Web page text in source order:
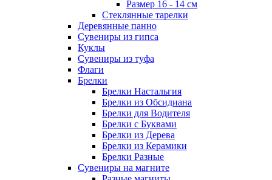
Размер 16 - 14 см
Стеклянные тарелки
Деревянные панно
Сувениры из гипса
Куклы
Сувениры из туфа
Флаги
Брелки
Брелки Настальгия
Брелки из Обсидиана
Брелки для Водителя
Брелки с Буквами
Брелки из Дерева
Брелки из Керамики
Брелки Разные
Сувениры на магните